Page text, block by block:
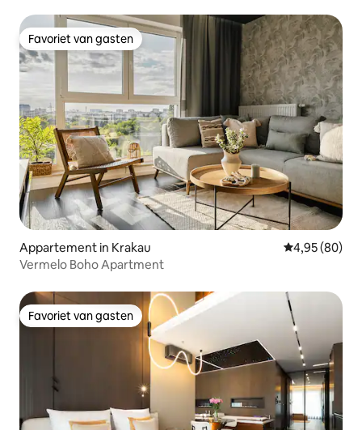
Favoriet van gasten
Favoriet van gasten
Appartement in Krakau Gemiddelde
4,95 (80)
Vermelo Boho Apartment
Favoriet van gasten
Favoriet van gasten